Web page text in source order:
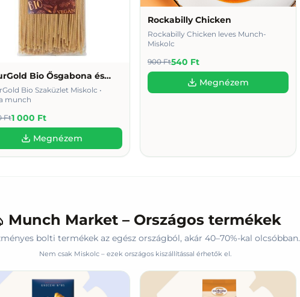
Bio Ősgabona és
Szaküzlet
Bio Szaküzlet Miskolc •
munch
Ft1 000 Ft
Megnézem
Rockabilly Chicken
Rockabilly Chicken leves Munch-
Miskolc
900 Ft540 Ft
Megnézem
Munch Market – Országos termékek
bolti termékek az egész országból, akár 40–70%-kal olcsóbban.
Nem csak Miskolc – ezek országos kiszállítással érhetők el.